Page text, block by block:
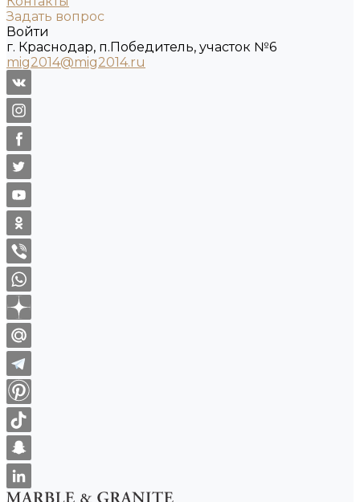
Задать вопрос
Войти
г. Краснодар, п.Победитель, участок №6
mig2014@mig2014.ru